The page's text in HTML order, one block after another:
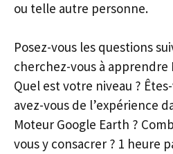
ou telle autre personne.
Posez-vous les questions
cherchez-vous à apprendre
Quel est votre niveau ?
avez-vous de l’expérience
Moteur Google Earth ?
vous y consacrer ? 1 heure